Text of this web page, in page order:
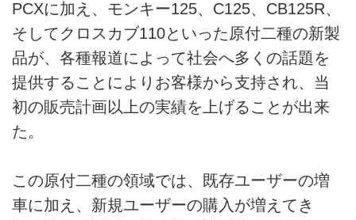
PCXに加え、モンキー125、C125、CB125R、
そしてクロスカブ110といった原付二種の新製
品が、各種報道によって社会へ多くの話題を
提供することによりお客様から支持され、当
初の販売計画以上の実績を上げることが出来
た。
この原付二種の領域では、既存ユーザーの増
車に加え、新規ユーザーの購入が増えてき